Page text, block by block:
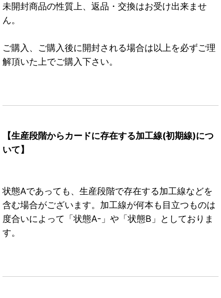
未開封商品の性質上、返品・交換はお受け出来ませ
ん。
ご購入、ご購入後に開封される場合は以上を必ずご理
解頂いた上でご購入下さい。
【生産段階からカードに存在する加工線(初期線)につ
いて】
状態Aであっても、生産段階で存在する加工線などを
含む場合がございます。加工線が何本も目立つものは
度合いによって「状態A-」や「状態B」としておりま
す。